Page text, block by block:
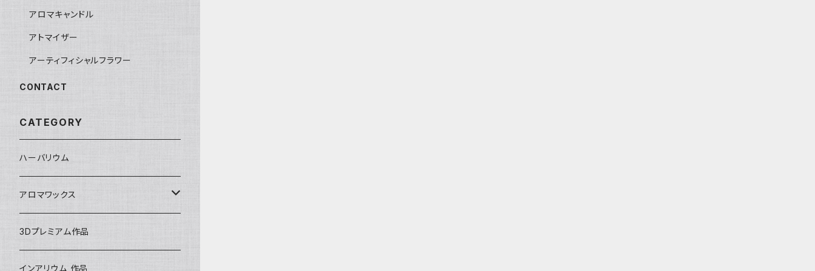
アロマキャンドル
アトマイザー
アーティフィシャルフラワー
CONTACT
CATEGORY
ハーバリウム
アロマワックス
アロマワックス サシェ
アロマワックス カップ
3Dプレミアム作品
インアリウム 作品